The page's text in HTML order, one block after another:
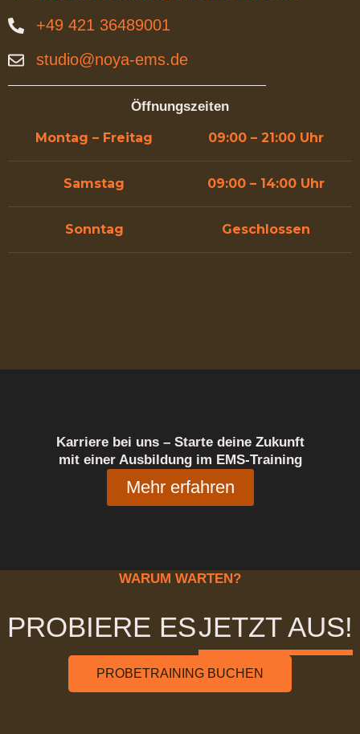
+49 421 36489001
studio@noya-ems.de
Öffnungszeiten
Montag – Freitag 09:00 – 21:00 Uhr
Samstag 09:00 – 14:00 Uhr
Sonntag Geschlossen
Karriere bei uns – Starte deine Zukunft
mit einer Ausbildung im EMS-Training
Mehr erfahren
WARUM WARTEN?
PROBIERE ESJETZT AUS!
PROBETRAINING BUCHEN